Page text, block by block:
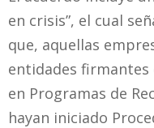
en crisis”, el cual
que, aquellas
entidades firmantes
en Programas de
hayan iniciado